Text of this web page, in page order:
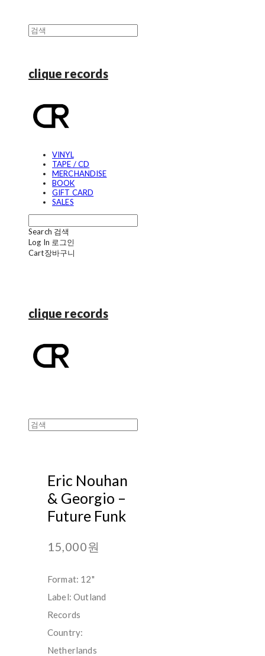
clique records
VINYL
TAPE / CD
MERCHANDISE
BOOK
GIFT CARD
SALES
Search 검색
Log In 로그인
Cart장바구니
clique records
Eric Nouhan
& Georgio –
Future Funk
15,000원
Format: 12"
Label: Outland
Records
Country:
Netherlands